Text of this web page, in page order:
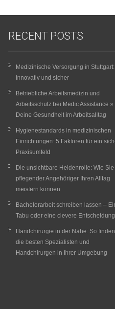
RECENT POSTS
Medizinische Versorgung in Stuttgart:
Innovativ und sicher
Betriebliche Arbeitsmedizin und
Arbeitsschutz bei Medic Assistance »
Deine Gesundheit im Arbeitsalltag
Hygienestandards in medizinischen
Einrichtungen: 5 Faktoren für ein
Praxisumfeld
Die unsichtbare Heldenrolle: Wie
pflegender Angehöriger Ihren Alltag
meistern können
Bachelorarbeit schreiben lassen –
Tabu oder eine clevere
Handchirurgie in der Nähe: So
die besten Spezialisten und
Handchirurgen in Ihrer Umgebung